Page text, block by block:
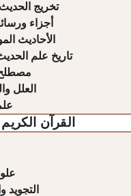
تخريج الحديث
أجزاء
الأحاديث
تاريخ علم
العلل
القرآن
التجويد